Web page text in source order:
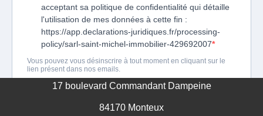
17 boulevard Commandant Dampeine
84170 Monteux